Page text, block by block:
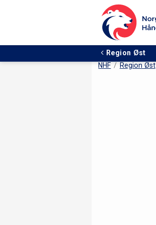
Region Øst
NHF
Region Øst